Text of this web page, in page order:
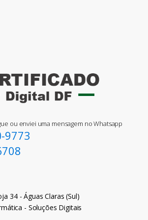
ou enviei uma mensagem no Whatsapp
9773
34 - Águas Claras (Sul)
- Soluções Digitais